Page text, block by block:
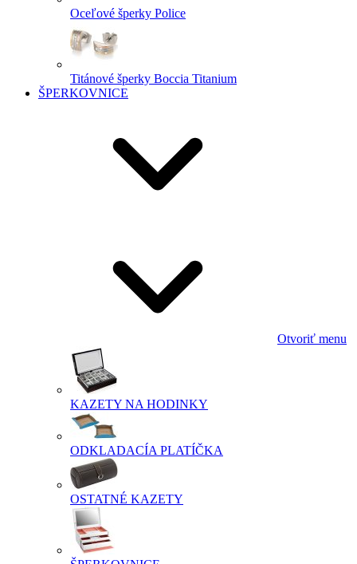
Oceľové šperky Police
Titánové šperky Boccia Titanium
ŠPERKOVNICE
Otvoriť menu
KAZETY NA HODINKY
ODKLADACÍA PLATÍČKA
OSTATNÉ KAZETY